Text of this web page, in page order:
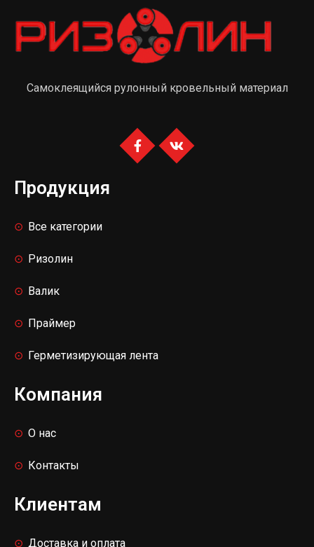
Самоклеящийся рулонный кровельный материал
Продукция
Все категории
Ризолин
Валик
Праймер
Герметизирующая лента
Компания
О нас
Контакты
Клиентам
Доставка и оплата